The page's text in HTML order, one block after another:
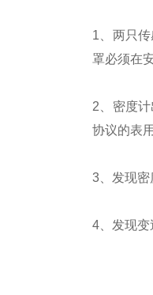
1、两只
罩必须在
2、密度
协议的表
3、发现
4、发现